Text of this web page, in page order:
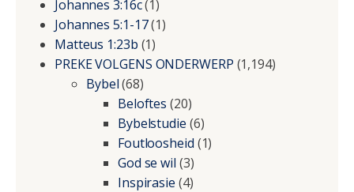
Johannes 3:16c(1)
Johannes 5:1-17(1)
Matteus 1:23b (1)
PREKE VOLGENS ONDERWERP (1,194)
Bybel(68)
Beloftes (20)
Bybelstudie (6)
Foutloosheid (1)
God se wil (3)
Inspirasie (4)